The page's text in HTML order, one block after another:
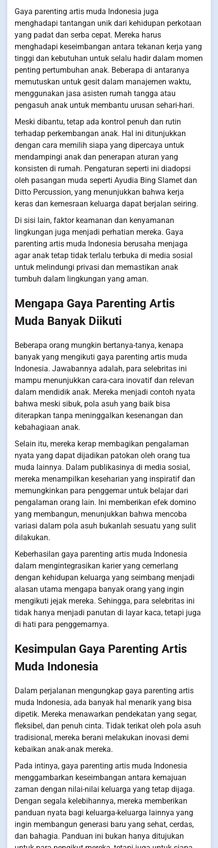
Gaya parenting artis muda Indonesia juga
menghadapi tantangan unik dari kehidupan perkotaan
yang padat dan serba cepat. Mereka harus
menghadapi keseimbangan antara tekanan kerja yang
tinggi dan kebutuhan untuk selalu hadir dalam momen
penting pertumbuhan anak. Beberapa di antaranya
memutuskan untuk gesit dalam manajemen waktu,
menggunakan jasa asisten rumah tangga atau
pengasuh anak untuk membantu urusan sehari-hari.
Meski dibantu, tetap ada kontrol penuh dan rutin
terhadap perkembangan anak. Hal ini ditunjukkan
dengan cara memilih siapa yang dipercaya untuk
mendampingi anak dan penerapan aturan yang
konsisten di rumah. Pengaturan seperti ini diadopsi
oleh pasangan muda seperti Ayudia Bing Slamet dan
Ditto Percussion, yang menunjukkan bahwa kerja
keras dan kemesraan keluarga dapat berjalan seiring.
Di sisi lain, faktor keamanan dan kenyamanan
lingkungan juga menjadi perhatian mereka. Gaya
parenting artis muda Indonesia berusaha menjaga
agar anak tetap tidak terlalu terbuka di media sosial
untuk melindungi privasi dan memastikan anak
tumbuh dalam lingkungan yang aman.
Mengapa Gaya Parenting Artis
Muda Banyak Diikuti
Beberapa orang mungkin bertanya-tanya, kenapa
banyak yang mengikuti gaya parenting artis muda
Indonesia. Jawabannya adalah, para selebritas ini
mampu menunjukkan cara-cara inovatif dan relevan
dalam mendidik anak. Mereka menjadi contoh nyata
bahwa meski sibuk, pola asuh yang baik bisa
diterapkan tanpa meninggalkan kesenangan dan
kebahagiaan anak.
Selain itu, mereka kerap membagikan pengalaman
nyata yang dapat dijadikan patokan oleh orang tua
muda lainnya. Dalam publikasinya di media sosial,
mereka menampilkan keseharian yang inspiratif dan
memungkinkan para penggemar untuk belajar dari
pengalaman orang lain. Ini memberikan efek domino
yang membangun, menunjukkan bahwa mencoba
variasi dalam pola asuh bukanlah sesuatu yang sulit
dilakukan.
Keberhasilan gaya parenting artis muda Indonesia
dalam mengintegrasikan karier yang cemerlang
dengan kehidupan keluarga yang seimbang menjadi
alasan utama mengapa banyak orang yang ingin
mengikuti jejak mereka. Sehingga, para selebritas ini
tidak hanya menjadi panutan di layar kaca, tetapi juga
di hati para penggemarnya.
Kesimpulan Gaya Parenting Artis
Muda Indonesia
Dalam perjalanan mengungkap gaya parenting artis
muda Indonesia, ada banyak hal menarik yang bisa
dipetik. Mereka menawarkan pendekatan yang segar,
fleksibel, dan penuh cinta. Tidak terikat oleh pola asuh
tradisional, mereka berani melakukan inovasi demi
kebaikan anak-anak mereka.
Pada intinya, gaya parenting artis muda Indonesia
menggambarkan keseimbangan antara kemajuan
zaman dengan nilai-nilai keluarga yang tetap dijaga.
Dengan segala kelebihannya, mereka memberikan
panduan nyata bagi keluarga-keluarga lainnya yang
ingin membangun generasi baru yang sehat, cerdas,
dan bahagia. Panduan ini bukan hanya ditujukan